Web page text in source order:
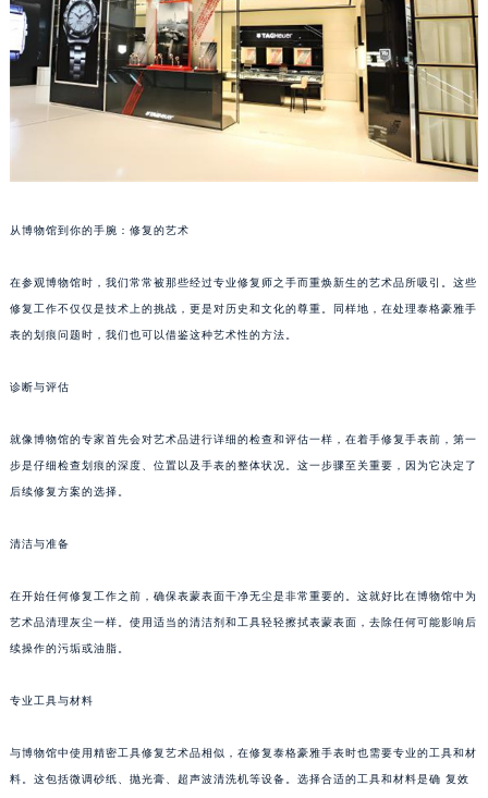
从博物馆到你的手腕：修复的艺术
在参观博物馆时，我们常常被那些经过专业修复师之手而重焕新生的艺术品所吸引。这些
修复工作不仅仅是技术上的挑战，更是对历史和文化的尊重。同样地，在处理泰格豪雅手
表的划痕问题时，我们也可以借鉴这种艺术性的方法。
诊断与评估
就像博物馆的专家首先会对艺术品进行详细的检查和评估一样，在着手修复手表前，第一
步是仔细检查划痕的深度、位置以及手表的整体状况。这一步骤至关重要，因为它决定了
后续修复方案的选择。
清洁与准备
在开始任何修复工作之前，确保表蒙表面干净无尘是非常重要的。这就好比在博物馆中为
艺术品清理灰尘一样。使用适当的清洁剂和工具轻轻擦拭表蒙表面，去除任何可能影响后
续操作的污垢或油脂。
专业工具与材料
与博物馆中使用精密工具修复艺术品相似，在修复泰格豪雅手表时也需要专业的工具和材
料。这包括微调砂纸、抛光膏、超声波清洗机等设备。选择合适的工具和材料是确 复效